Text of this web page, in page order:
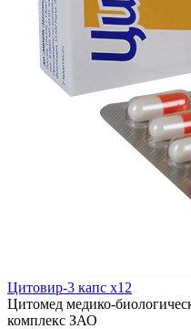
Цитовир-3 капс x12
Цитомед медико-
комплекс ЗАО